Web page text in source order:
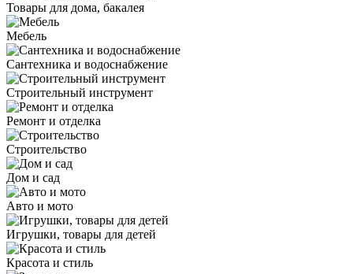
Товары для дома, бакалея
Мебель
Сантехника и водоснабжение
Строительный инструмент
Ремонт и отделка
Строительство
Дом и сад
Авто и мото
Игрушки, товары для детей
Красота и стиль